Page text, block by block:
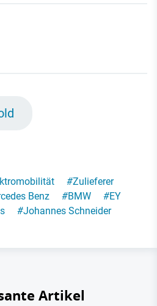
#Zulieferer
Benz #BMW #EY
#Johannes Schneider
Artikel